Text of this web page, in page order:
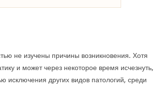
не изучены причины возникновения. Хотя
и может через некоторое время исчезнуть,
исключения других видов патологий, среди